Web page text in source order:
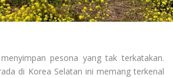
pesona yang tak terkatakan.
di Korea Selatan ini memang terkenal